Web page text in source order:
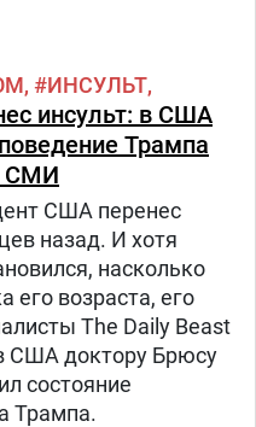
ИНСУЛЬТ
инсульт: в США
Трампа
СМИ
США перенес
назад. И хотя
насколько
его возраста, его
The Daily Beast
США доктору Брюсу
состояние
Трампа.